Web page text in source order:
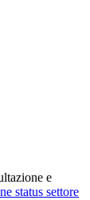
e
status settore